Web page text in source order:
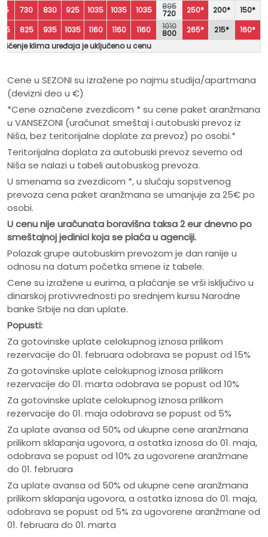
730 830 925 1035 1035 1035 895
720 250* 200*
150*
825 935 1035 1160 1160 1160 1010
800 265* 215*
160*
klima uređaja je uključeno u cenu
Cene u SEZONI su izražene po najmu studija/apartmana
(devizni deo u €)
*Cene označene zvezdicom * su cene paket aranžmana
u VANSEZONI (uračunat smeštaj i autobuski prevoz iz
Niša, bez teritorijalne doplate za prevoz) po osobi.*
Teritorijalna doplata za autobuski prevoz severno od
Niša se nalazi u tabeli autobuskog prevoza.
U smenama sa zvezdicom *, u slučaju sopstvenog
prevoza cena paket aranžmana se umanjuje za 25€ po
osobi.
U cenu nije uračunata boravišna taksa 2 eur dnevno po
smeštajnoj jedinici koja se plaća u agenciji.
Polazak grupe autobuskim prevozom je dan ranije u
odnosu na datum početka smene iz tabele.
Cene su izražene u eurima, a plaćanje se vrši isključivo u
dinarskoj protivvrednosti po srednjem kursu Narodne
banke Srbije na dan uplate.
Popusti:
Za gotovinske uplate celokupnog iznosa prilikom
rezervacije do 01. februara odobrava se popust od 15%
Za gotovinske uplate celokupnog iznosa prilikom
rezervacije do 01. marta odobrava se popust od 10%
Za gotovinske uplate celokupnog iznosa prilikom
rezervacije do 01. maja odobrava se popust od 5%
Za uplate avansa od 50% od ukupne cene aranžmana
prilikom sklapanja ugovora, a ostatka iznosa do 01. maja,
odobrava se popust od 10% za ugovorene aranžmane
do 01. februara
Za uplate avansa od 50% od ukupne cene aranžmana
prilikom sklapanja ugovora, a ostatka iznosa do 01. maja,
odobrava se popust od 5% za ugovorene aranžmane od
01. februara do 01. marta